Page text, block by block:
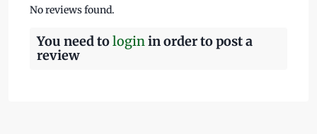
No reviews found.
You need tologinin order to post a
review